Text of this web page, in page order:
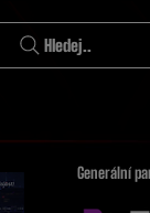
Hledej..
Generální